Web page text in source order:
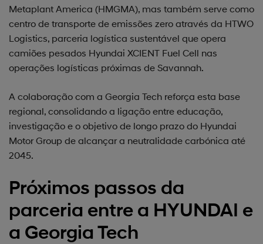
Metaplant America (HMGMA), mas também serve como
centro de transporte de emissões zero através da HTWO
Logistics, parceria logística sustentável que opera
camiões pesados Hyundai XCIENT Fuel Cell nas
operações logísticas próximas de Savannah.
A colaboração com a Georgia Tech reforça esta base
regional, consolidando a ligação entre educação,
investigação e o objetivo de longo prazo do Hyundai
Motor Group de alcançar a neutralidade carbónica até
2045.
Próximos passos da
parceria entre a HYUNDAI e
a Georgia Tech